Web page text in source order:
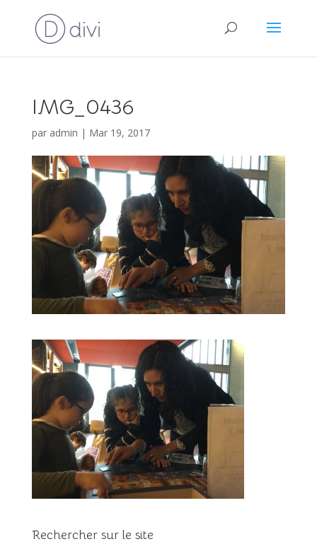
IMG_0436
par admin | Mar 19, 2017
Rechercher sur le site